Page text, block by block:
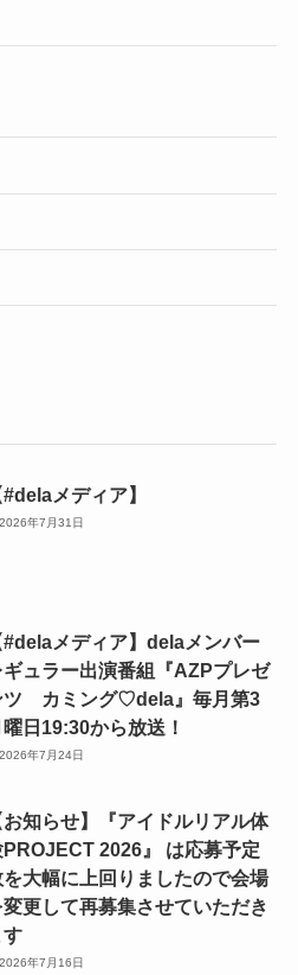
#delaメディア】
2026年7月31日
#delaメディア】delaメンバー
ギュラー出演番組『AZPプレゼ
ツ カミング♡dela』毎月第3
曜日19:30から放送！
2026年7月24日
お知らせ】『アイドルリアル体
PROJECT 2026』 は応募予定
大幅に上回りましたので会場
変更して再募集させていただき
す
2026年7月16日